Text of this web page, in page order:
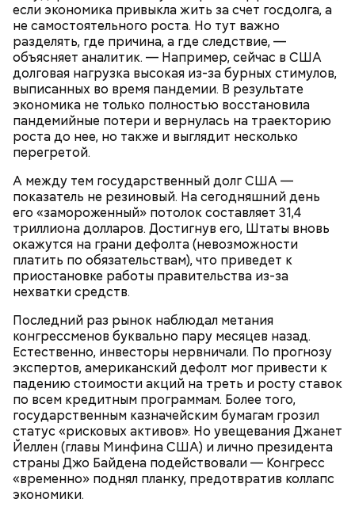
если экономика привыкла жить за счет госдолга, а
не самостоятельного роста. Но тут важно
разделять, где причина, а где следствие, —
объясняет аналитик. — Например, сейчас в США
долговая нагрузка высокая из-за бурных стимулов,
выписанных во время пандемии. В результате
экономика не только полностью восстановила
пандемийные потери и вернулась на траекторию
роста до нее, но также и выглядит несколько
перегретой.
А между тем государственный долг США —
показатель не резиновый. На сегодняшний день
его «замороженный» потолок составляет 31,4
триллиона долларов. Достигнув его, Штаты вновь
окажутся на грани дефолта (невозможности
платить по обязательствам), что приведет к
приостановке работы правительства из-за
нехватки средств.
Последний раз рынок наблюдал метания
конгрессменов буквально пару месяцев назад.
Естественно, инвесторы нервничали. По прогнозу
экспертов, американский дефолт мог привести к
падению стоимости акций на треть и росту ставок
по всем кредитным программам. Более того,
государственным казначейским бумагам грозил
статус «рисковых активов». Но увещевания Джанет
Йеллен (главы Минфина США) и лично президента
страны Джо Байдена подействовали — Конгресс
«временно» поднял планку, предотвратив коллапс
экономики.
Большинство людей совершают покупки в
магазине, двигаясь против часовой стрелки. Потом
начинают ходить по магазину, двигаясь по
периметру направо от места, где они зашли. Если
разместить товары массового спроса в глубине
магазина, а кассы — в противоположном от входа
углу, то покупатель ознакомится со всеми
товарами, пока двигается от входа к кассам. В этом
случае вероятность того, что он совершит
незапланированную покупку, увеличивается.
Названа самая главная уловка
продавцов в «черную пятницу»
Принцип работает и в онлайн-магазинах, когда вам
страницы добавляют «Вместе с этим товаром
покупают». Приемы, которыми пользуются разные
торговые сети, одинаковые. Так делают и офлайн-,
и онлайн-магазины. Но онлайн-магазинам это
провернуть сложнее, так как люди могут
зафиксировать цены скриншотами и сравнить.
«Ресурсы исчерпаны»: почему в
России растут цены на продукты
и когда это закончится
Опасный фишинг: три способа
уберечь свои деньги от
мошенников при онлайн-
покупках